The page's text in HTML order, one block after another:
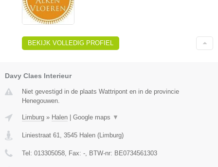
BEKIJK VOLLEDIG PROFIEL
Davy Claes Interieur
Niet gevestigd in de plaats Wattripont en in de provincie
Henegouwen.
Limburg » Halen Google maps ▼
Liniestraat 61, 3545 Halen (Limburg)
Tel: 013305058, Fax: -, BTW-nr: BE0734561303